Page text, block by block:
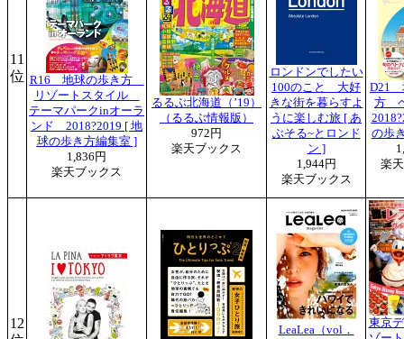
11
位 R16 地球の歩き方
リゾートスタイル
テーマパークinオーラ
ンド 2018?2019 [ 地
球の歩き方編集室 ]
1,836円
楽天ブックス
るるぶ北海道（’19）
（るるぶ情報版）
972円
楽天ブックス
ロンドンでしたい
100のこと 大好
きな街を暮らすよ
うに楽しむ旅 [ あ
ぶそる~とロンド
ン ]
1,944円
楽天ブックス
D21
方
の歩
楽
12
LeaLea（vol．
東京